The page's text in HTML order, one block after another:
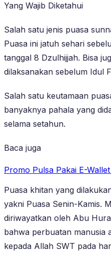
Yang Wajib Diketahui
Salah satu jenis puasa
Puasa ini jatuh sehari
tanggal 8 Dzulhijjah. Bisa
dilaksanakan sebelum Idul
Salah satu keutamaan
banyaknya pahala yang
selama setahun.
Baca juga
Promo Pulsa Pakai E-
Puasa khitan yang
yakni Puasa Senin-Kamis.
diriwayatkan oleh Abu
bahwa perbuatan manusia
kepada Allah SWT pada